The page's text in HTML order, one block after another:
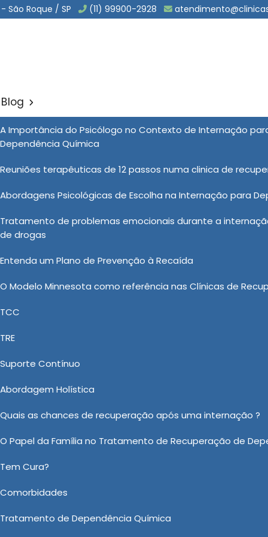
São Roque / SP (11) 99900-2928
Blog
A Importância do Psicólogo no Contexto de Internação
Dependência Química
Reuniões terapêuticas de 12 passos numa clinica de
Abordagens Psicológicas de Escolha na Internação para
Tratamento de problemas emocionais durante a
de drogas
Entenda um Plano de Prevenção à Recaída
O Modelo Minnesota como referência nas Clínicas de
TCC
TRE
Suporte Contínuo
Abordagem Holística
Quais as chances de recuperação após uma internação ?
O Papel da Família no Tratamento de Recuperação de
Tem Cura?
Comorbidades
Tratamento de Dependência Química
Alcoólatras em
paciente, mas nas clínicas de internação, eles
onde podem se concentrar exclusivamente em sua
Além do suporte profissional, o apoio entre os
de Internação para Alcoólatras em Itanhaém quanto
de Recuperação Involuntária, Clínica de Internação
Nova e venha fazer seu orçamento.
Clínica de Internação para Alcoólatras em Itanhaém?
Ou em nosso WhatsApp Clicando aqui